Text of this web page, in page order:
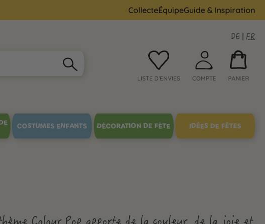
CollecteÉquipeGuide & Inspiration
DE | FR
LISTE D'ENVIES COMPTE PANIER
COSTUMES ENFANTS DÉCORATION DE FÊTE IDÉES DE FÊTES